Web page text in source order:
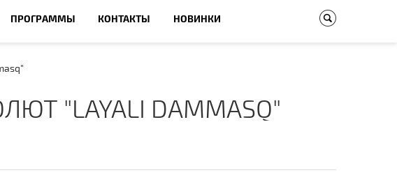
ПРОГРАММЫ КОНТАКТЫ НОВИНКИ
"LAYALI DAMMASQ"